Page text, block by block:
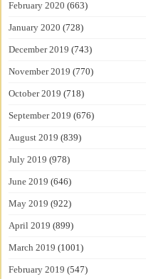
February 2020 (663)
January 2020 (728)
December 2019 (743)
November 2019 (770)
October 2019 (718)
September 2019 (676)
August 2019 (839)
July 2019 (978)
June 2019 (646)
May 2019 (922)
April 2019 (899)
March 2019 (1001)
February 2019 (547)